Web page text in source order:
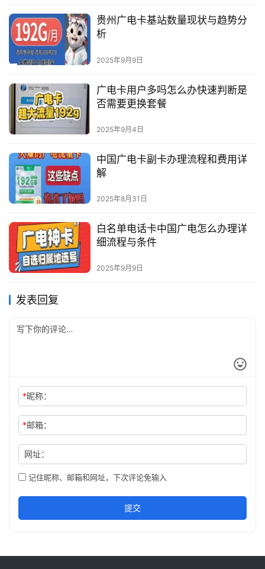
贵州广电卡基站数量现状与趋势分
析
2025年9月9日
广电卡用户多吗怎么办快速判断是
否需要更换套餐
2025年9月4日
中国广电卡副卡办理流程和费用详
解
2025年8月31日
白名单电话卡中国广电怎么办理详
细流程与条件
2025年9月9日
发表回复
*昵称：
*邮箱：
网址：
记住昵称、邮箱和网址，下次评论免输入
提交